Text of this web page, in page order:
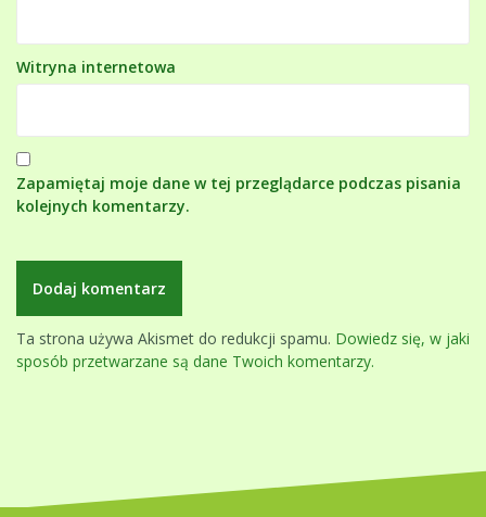
Witryna internetowa
Zapamiętaj moje dane w tej przeglądarce podczas pisania
kolejnych komentarzy.
Ta strona używa Akismet do redukcji spamu. Dowiedz się, w jaki
sposób przetwarzane są dane Twoich komentarzy.